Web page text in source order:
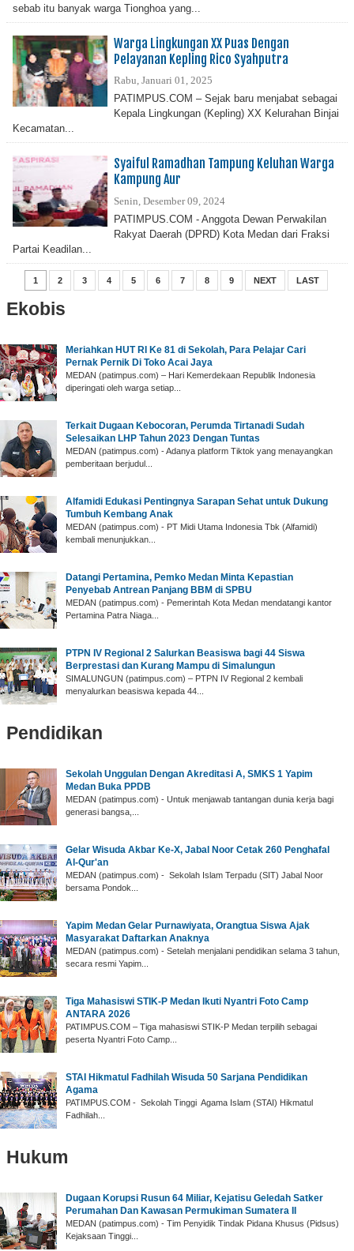
sebab itu banyak warga Tionghoa yang...
Warga Lingkungan XX Puas Dengan
Pelayanan Kepling Rico Syahputra
Rabu, Januari 01, 2025
PATIMPUS.COM – Sejak baru menjabat sebagai
Kepala Lingkungan (Kepling) XX Kelurahan Binjai
Kecamatan...
Syaiful Ramadhan Tampung Keluhan Warga
Kampung Aur
Senin, Desember 09, 2024
PATIMPUS.COM - Anggota Dewan Perwakilan
Rakyat Daerah (DPRD) Kota Medan dari Fraksi
Partai Keadilan...
1 2 3 4 5 6 7 8 9 NEXT LAST
Ekobis
Meriahkan HUT RI Ke 81 di Sekolah, Para Pelajar Cari
Pernak Pernik Di Toko Acai Jaya
MEDAN (patimpus.com) – Hari Kemerdekaan Republik Indonesia
diperingati oleh warga setiap...
Terkait Dugaan Kebocoran, Perumda Tirtanadi Sudah
Selesaikan LHP Tahun 2023 Dengan Tuntas
MEDAN (patimpus.com) - Adanya platform Tiktok yang menayangkan
pemberitaan berjudul...
Alfamidi Edukasi Pentingnya Sarapan Sehat untuk Dukung
Tumbuh Kembang Anak
MEDAN (patimpus.com) - PT Midi Utama Indonesia Tbk (Alfamidi)
kembali menunjukkan...
Datangi Pertamina, Pemko Medan Minta Kepastian
Penyebab Antrean Panjang BBM di SPBU
MEDAN (patimpus.com) - Pemerintah Kota Medan mendatangi kantor
Pertamina Patra Niaga...
PTPN IV Regional 2 Salurkan Beasiswa bagi 44 Siswa
Berprestasi dan Kurang Mampu di Simalungun
SIMALUNGUN (patimpus.com) – PTPN IV Regional 2 kembali
menyalurkan beasiswa kepada 44...
Pendidikan
‎Sekolah Unggulan Dengan Akreditasi A, SMKS 1 Yapim
Medan Buka PPDB
‎MEDAN (patimpus.com) - Untuk menjawab tantangan dunia kerja bagi
generasi bangsa,...
‎Gelar Wisuda Akbar Ke-X, Jabal Noor Cetak 260 Penghafal
Al-Qur'an ‎
‎MEDAN (patimpus.com) - Sekolah Islam Terpadu (SIT) Jabal Noor
bersama Pondok...
Yapim Medan Gelar ‎Purnawiyata, Orangtua Siswa Ajak
Masyarakat Daftarkan Anaknya
‎MEDAN (patimpus.com) - Setelah menjalani pendidikan selama 3 tahun,
secara resmi Yapim...
‎Tiga Mahasiswi STIK-P Medan Ikuti Nyantri Foto Camp
ANTARA 2026
‎PATIMPUS.COM – Tiga mahasiswi STIK-P Medan terpilih sebagai
peserta Nyantri Foto Camp...
‎STAI Hikmatul Fadhilah Wisuda 50 Sarjana Pendidikan
Agama
‎PATIMPUS.COM - Sekolah Tinggi Agama Islam (STAI) Hikmatul
Fadhilah...
Hukum
‎Dugaan Korupsi Rusun 64 Miliar, Kejatisu Geledah Satker
Perumahan Dan Kawasan Permukiman Sumatera II
‎MEDAN (patimpus.com) - Tim Penyidik Tindak Pidana Khusus (Pidsus)
Kejaksaan Tinggi...